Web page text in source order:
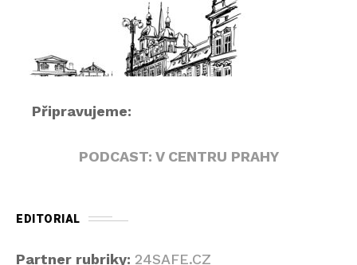
Připravujeme:
PODCAST: V CENTRU PRAHY
EDITORIAL
Partner rubriky: 24SAFE.CZ